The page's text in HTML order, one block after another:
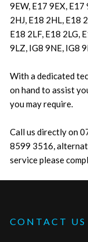
9EW, E17 9EX, E17
2HJ, E18 2HL, E18
E18 2LF, E18 2LG,
9LZ, IG8 9NE, IG8
With a dedicated
on hand to assist
you may require.
Call us directly on
8599 3516,
service please
CONTACT US